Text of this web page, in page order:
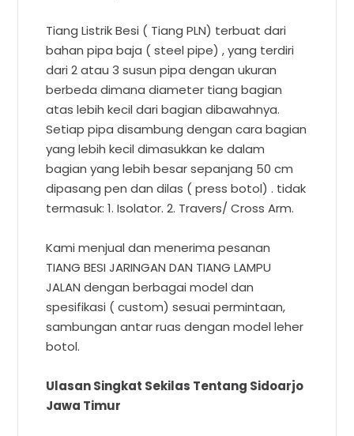
Tiang Listrik Besi ( Tiang PLN) terbuat dari
bahan pipa baja ( steel pipe) , yang terdiri
dari 2 atau 3 susun pipa dengan ukuran
berbeda dimana diameter tiang bagian
atas lebih kecil dari bagian dibawahnya.
Setiap pipa disambung dengan cara bagian
yang lebih kecil dimasukkan ke dalam
bagian yang lebih besar sepanjang 50 cm
dipasang pen dan dilas ( press botol) . tidak
termasuk: 1. Isolator. 2. Travers/ Cross Arm.
Kami menjual dan menerima pesanan
TIANG BESI JARINGAN DAN TIANG LAMPU
JALAN dengan berbagai model dan
spesifikasi ( custom) sesuai permintaan,
sambungan antar ruas dengan model leher
botol.
Ulasan Singkat Sekilas Tentang Sidoarjo
Jawa Timur